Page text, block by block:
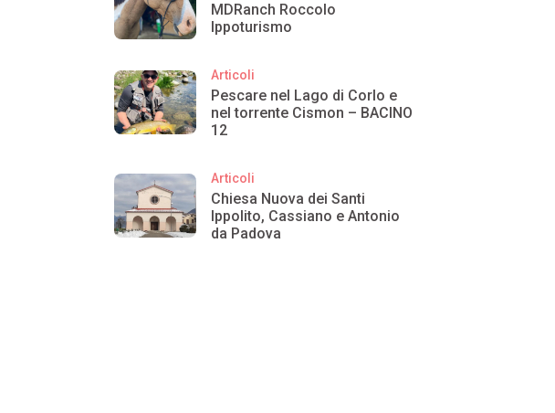
MDRanch Roccolo
Ippoturismo
Articoli
Pescare nel Lago di Corlo e
nel torrente Cismon – BACINO
12
Articoli
Chiesa Nuova dei Santi
Ippolito, Cassiano e Antonio
da Padova